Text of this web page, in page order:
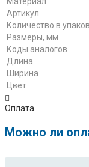
Артикул
Количество в
Размеры, мм
Коды аналогов
Длина
Ширина
Цвет
Оплата
Можно ли